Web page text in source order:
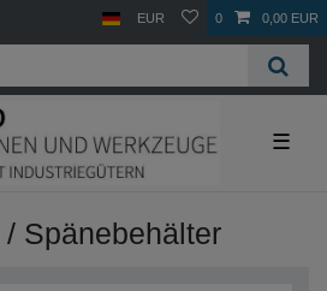
EUR 0 0,00 EUR
☰
Spänebehälter